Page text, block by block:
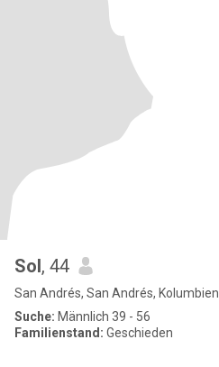
Sol, 44
San Andrés, San Andrés, Kolumbien
Suche: Männlich 39 - 56
Familienstand: Geschieden